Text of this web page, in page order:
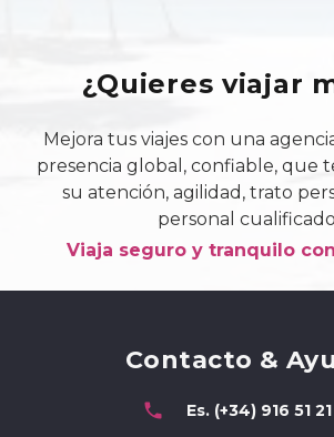
¿Quieres viajar
Mejora tus viajes con una
presencia global, confiable, que
su atención, agilidad, trato
personal
Viaja seguro y tranquilo
Contacto &
phone Es. (+34) 916 51